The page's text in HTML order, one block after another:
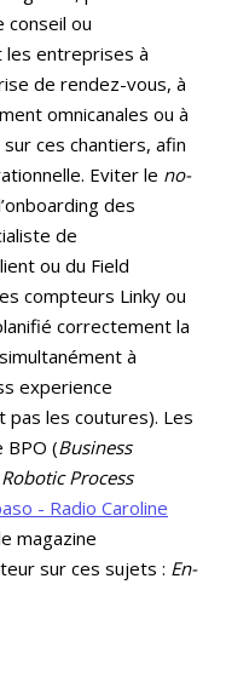
ou
les entreprises à
de rendez-vous, à
omnicanales ou à
ces chantiers, afin
Eviter le no-
des
de
ou du Field
compteurs Linky ou
correctement la
à
experience
pas les coutures). Les
BPO (Business
Robotic Process
- Radio Caroline
magazine
sur ces sujets : En-